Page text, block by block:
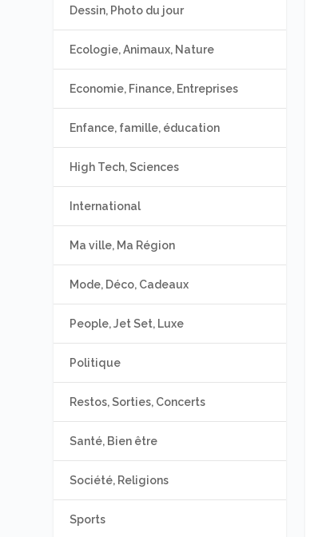
Dessin, Photo du jour
Ecologie, Animaux, Nature
Economie, Finance, Entreprises
Enfance, famille, éducation
High Tech, Sciences
International
Ma ville, Ma Région
Mode, Déco, Cadeaux
People, Jet Set, Luxe
Politique
Restos, Sorties, Concerts
Santé, Bien être
Société, Religions
Sports